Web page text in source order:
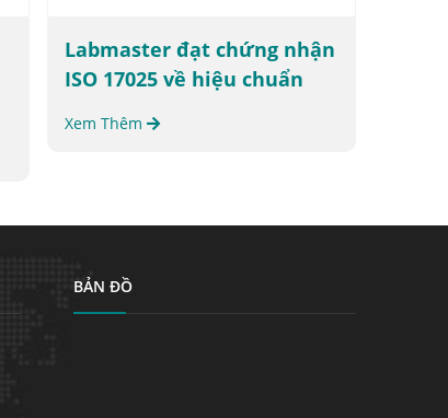
Labmaster đạt chứng nhận
ISO 17025 về hiệu chuẩn
Xem Thêm
BẢN ĐỒ